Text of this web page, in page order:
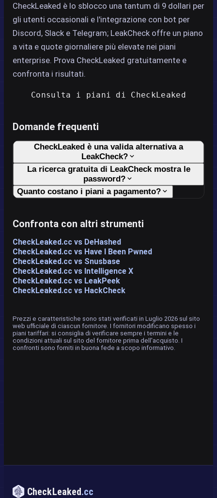
CheckLeaked è lo sblocco una tantum di 9 dollari per
gli utenti occasionali e l'integrazione con bot per
Discord, Slack e Telegram; LeakCheck offre un piano
a vita e quote giornaliere più elevate nei piani
enterprise. Prova CheckLeaked gratuitamente e
confronta i risultati.
Consulta i piani di CheckLeaked
Domande frequenti
CheckLeaked è una valida alternativa a
LeakCheck?
La ricerca gratuita di LeakCheck mostra le
password?
Quanto costano i piani a pagamento?
Confronta con altri strumenti
CheckLeaked.cc vs DeHashed
CheckLeaked.cc vs Have I Been Pwned
CheckLeaked.cc vs Snusbase
CheckLeaked.cc vs Intelligence X
CheckLeaked.cc vs LeakPeek
CheckLeaked.cc vs HackCheck
Prezzi e caratteristiche sono stati verificati in Luglio 2026 sul sito
web ufficiale di ciascun fornitore. I fornitori modificano spesso i
piani tariffari: si consiglia di verificare sempre i termini e le
condizioni attuali sul sito del fornitore prima dell'acquisto. I
confronti sono forniti in buona fede a scopo informativo.
CheckLeaked.cc